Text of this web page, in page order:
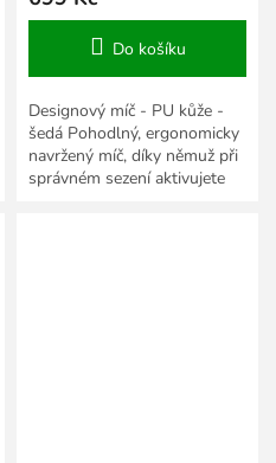
Do košíku
Designový míč - PU kůže -
šedá Pohodlný, ergonomicky
navržený míč, díky němuž při
správném sezení aktivujete